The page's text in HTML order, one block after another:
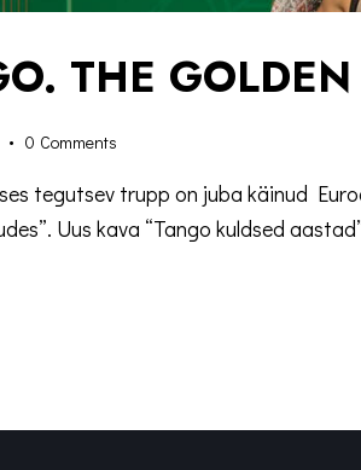
THE
0 Comments
tegutsev trupp on juba käinud
Uus kava “Tango kuldsed